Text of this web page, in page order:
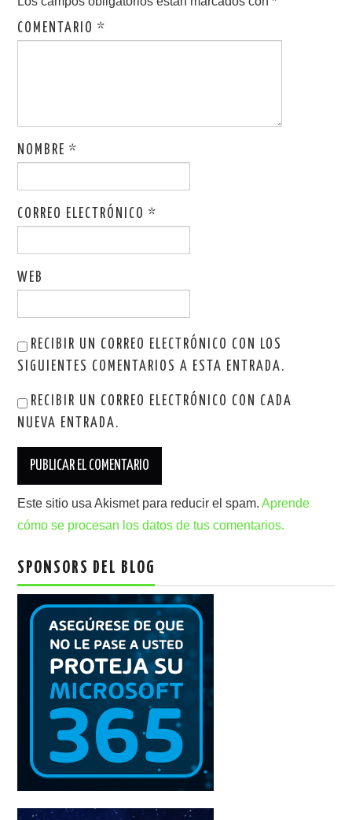
COMENTARIO*
NOMBRE*
CORREO ELECTRÓNICO*
WEB
RECIBIR UN CORREO ELECTRÓNICO CON LOS
SIGUIENTES COMENTARIOS A ESTA ENTRADA.
RECIBIR UN CORREO ELECTRÓNICO CON CADA
NUEVA ENTRADA.
Este sitio usa Akismet para reducir el spam.Aprende
cómo se procesan los datos de tus comentarios.
SPONSORS DEL BLOG